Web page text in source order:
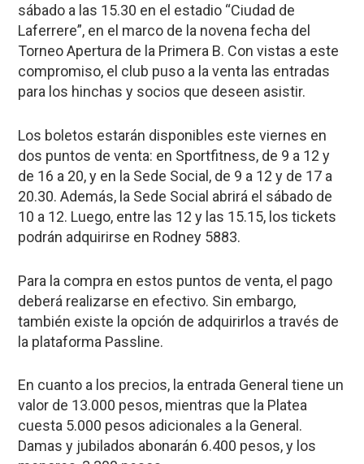
sábado a las 15.30 en el estadio “Ciudad de
Laferrere”, en el marco de la novena fecha del
Torneo Apertura de la Primera B. Con vistas a este
compromiso, el club puso a la venta las entradas
para los hinchas y socios que deseen asistir.
Los boletos estarán disponibles este viernes en
dos puntos de venta: en Sportfitness, de 9 a 12 y
de 16 a 20, y en la Sede Social, de 9 a 12 y de 17 a
20.30. Además, la Sede Social abrirá el sábado de
10 a 12. Luego, entre las 12 y las 15.15, los tickets
podrán adquirirse en Rodney 5883.
Para la compra en estos puntos de venta, el pago
deberá realizarse en efectivo. Sin embargo,
también existe la opción de adquirirlos a través de
la plataforma Passline.
En cuanto a los precios, la entrada General tiene un
valor de 13.000 pesos, mientras que la Platea
cuesta 5.000 pesos adicionales a la General.
Damas y jubilados abonarán 6.400 pesos, y los